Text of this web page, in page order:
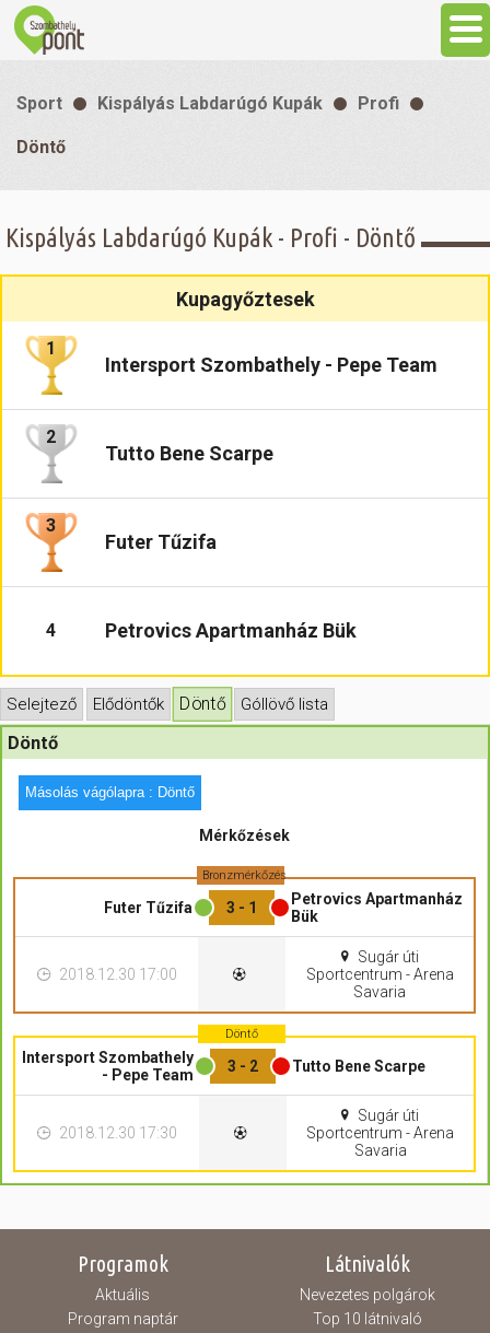
Programok
Gasztronómia
Szállás
Sport
Szabadidő
Hasznos
Sport Kispályás Labdarúgó Kupák Profi
Döntő
Kispályás Labdarúgó Kupák - Profi - Döntő
Kupagyőztesek
1
Intersport Szombathely - Pepe Team
2
Tutto Bene Scarpe
3
Futer Tűzifa
4 Petrovics Apartmanház Bük
Selejtező Elődöntők Döntő Góllövő lista
Döntő
Másolás vágólapra : Döntő
Mérkőzések
Futer Tűzifa
Bronzmérkőzés
3 - 1
Petrovics Apartmanház
Bük
2018.12.30 17:00
Sugár úti
Sportcentrum - Arena
Savaria
Intersport Szombathely
- Pepe Team
Döntő
3 - 2 Tutto Bene Scarpe
2018.12.30 17:30
Sugár úti
Sportcentrum - Arena
Savaria
Programok
Aktuális
Program naptár
Látnivalók
Nevezetes polgárok
Top 10 látnivaló